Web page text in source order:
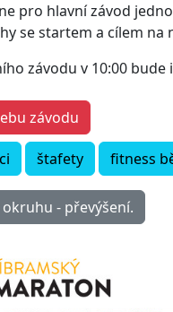
pro hlavní závod
se startem a cílem na
závodu v 10:00
závodu
štafety fitness
- převýšení.